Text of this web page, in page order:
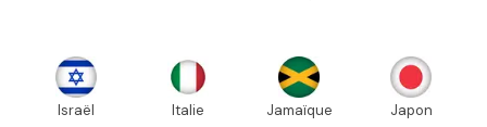
Israël Italie Jamaïque Japon